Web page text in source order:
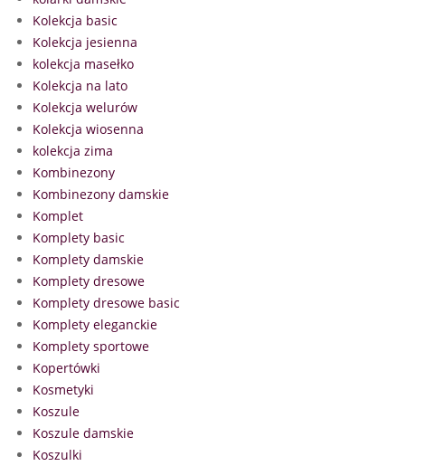
Kolekcja basic
Kolekcja jesienna
kolekcja masełko
Kolekcja na lato
Kolekcja welurów
Kolekcja wiosenna
kolekcja zima
Kombinezony
Kombinezony damskie
Komplet
Komplety basic
Komplety damskie
Komplety dresowe
Komplety dresowe basic
Komplety eleganckie
Komplety sportowe
Kopertówki
Kosmetyki
Koszule
Koszule damskie
Koszulki